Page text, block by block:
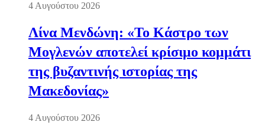
4 Αυγούστου 2026
Λίνα Μενδώνη: «Το Κάστρο των
Μογλενών αποτελεί κρίσιμο κομμάτι
της βυζαντινής ιστορίας της
Μακεδονίας»
4 Αυγούστου 2026